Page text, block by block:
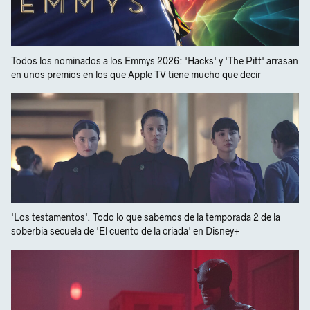
Todos los nominados a los Emmys 2026: 'Hacks' y 'The Pitt' arrasan
en unos premios en los que Apple TV tiene mucho que decir
'Los testamentos'. Todo lo que sabemos de la temporada 2 de la
soberbia secuela de 'El cuento de la criada' en Disney+